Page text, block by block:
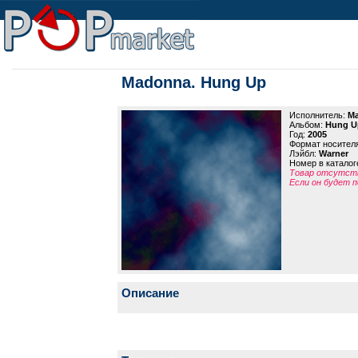
Madonna. Hung Up
Исполнитель:
Альбом: Hung
Год: 2005
Формат
Лэйбл: Warner
Номер в
Товар
Если он будет
Описание